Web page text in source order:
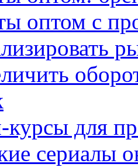
оптом с
для
сериалы